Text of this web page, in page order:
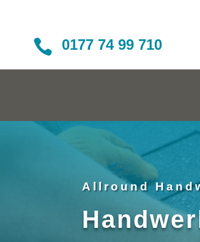
 0177 74 99 710
Allround